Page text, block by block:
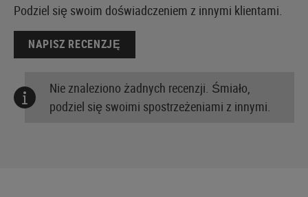
Podziel się swoim doświadczeniem z innymi klientami.
NAPISZ RECENZJĘ
Nie znaleziono żadnych recenzji. Śmiało,
podziel się swoimi spostrzeżeniami z innymi.